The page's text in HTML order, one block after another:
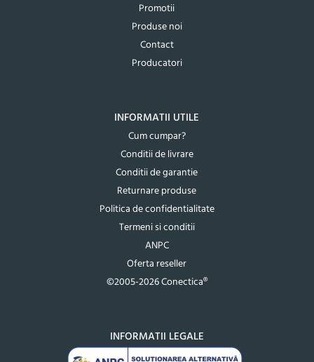
Promotii
Produse noi
Contact
Producatori
INFORMATII UTILE
Cum cumpar?
Conditii de livrare
Conditii de garantie
Returnare produse
Politica de confidentialitate
Termeni si conditii
ANPC
Oferta reseller
©2005-2026 Conectica®
INFORMATII LEGALE